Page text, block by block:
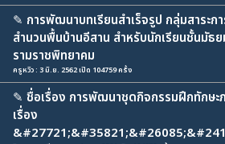
✎ การพัฒนาบทเรียนสำเร็จรูป กลุ่มสาระก
สำนวนพื้นบ้านอีสาน สำหรับนักเรียนชั้นมัธ
รามราชพิทยาคม
ครูหวิว : 3 มิ.ย. 2562 เปิด 104759 ครั้ง
✎ ชื่อเรื่อง การพัฒนาชุดกิจกรรมฝึกทักษะ
เรื่อง